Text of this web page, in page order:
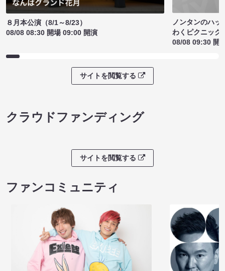
８月本公演（8/1～8/23）
08/08 08:30 開場 09:00 開演
ノンタンのハッ
わくピクニック
08/08 09:30 開
サイトを閲覧する
クラウドファンディング
サイトを閲覧する
ファンコミュニティ